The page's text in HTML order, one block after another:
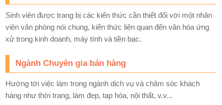
Sinh viên được trang bị các kiến thức cần thiết đối với một nhân
viên văn phòng nói chung, kiến thức liên quan đến văn hóa ứng
xử trong kinh doanh, máy tính và tiền bạc.
Ngành Chuyên gia bán hàng
Hướng tới việc làm trong ngành dịch vụ và chăm sóc khách
hàng như thời trang, làm đẹp, tạp hóa, nội thất, v.v...